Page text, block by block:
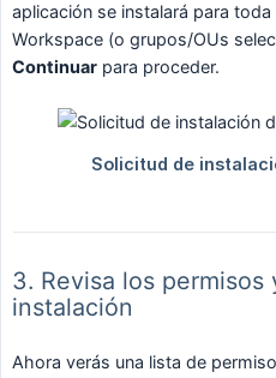
aplicación se instalará para
Workspace (o grupos/OUs
Continuar para proceder.
3. Revisa los
instalación
Ahora verás una lista de